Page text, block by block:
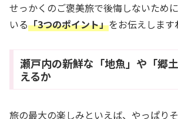
せっかくのご褒美旅で後悔しないため
いる「3つのポイント」をお伝えします
瀬戸内の新鮮な「地魚」や「郷
えるか
旅の最大の楽しみといえば、やっぱり